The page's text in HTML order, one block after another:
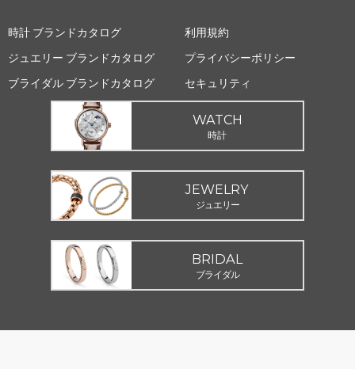
時計 ブランドカタログ
ジュエリー ブランドカタログ
ブライダル ブランドカタログ
利用規約
プライバシーポリシー
セキュリティ
WATCH
時計
JEWELRY
ジュエリー
BRIDAL
ブライダル